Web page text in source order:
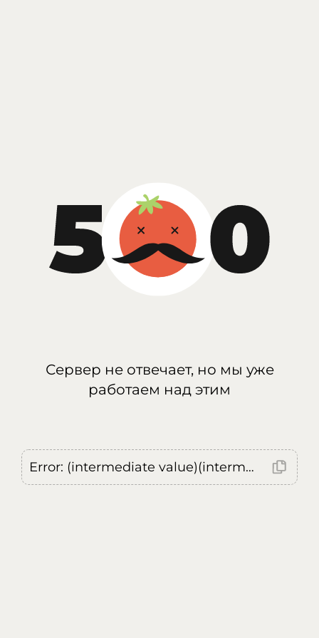
Сервер не отвечает, но мы уже
работаем над этим
Error: (intermediate value)(intermediate value)(intermediate value).replaceAll is not a function